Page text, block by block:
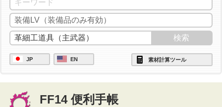
JP EN 素材計算ツール
FF14 便利手帳